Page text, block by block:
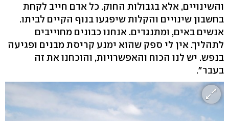
והשינויים, אלא בגבולות החוק. כל אדם חייב לקחת
בחשבון שינויים והקלות שיפגעו בנוף הקיים לביתו.
אנשים באים, ומתנגדים. אנחנו כבונים מחוייבים
לתהליך. אין לי ספק שהוא ימנע קריסת מבנים ופגיעה
בנפש. יש לנו הכוח והאפשרויות, והוכחנו את זה
בעבר".